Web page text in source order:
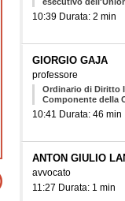
10:39 Durata: 2 min
GIORGIO GAJA
professore
Ordinario di Diritto
Componente della
10:41 Durata: 46 min
ANTON GIULIO
avvocato
11:27 Durata: 1 min